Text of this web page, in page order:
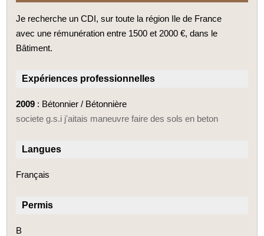
Je recherche un CDI, sur toute la région Ile de France
avec une rémunération entre 1500 et 2000 €, dans le
Bâtiment.
Expériences professionnelles
2009 : Bétonnier / Bétonnière
societe g.s.i j'aitais maneuvre faire des sols en beton
Langues
Français
Permis
B